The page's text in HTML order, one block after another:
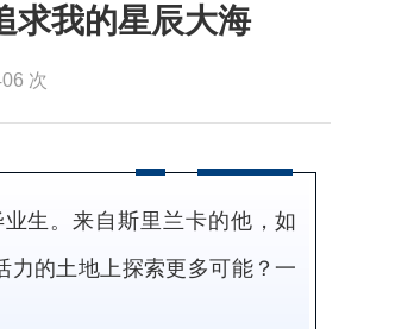
求我的星辰大海
次
生。来自斯里兰卡的他，如
力的土地上探索更多可能？一